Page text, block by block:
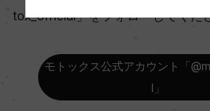
tox_official」をフォローしてくだ
モトックス公式アカウント「
l」